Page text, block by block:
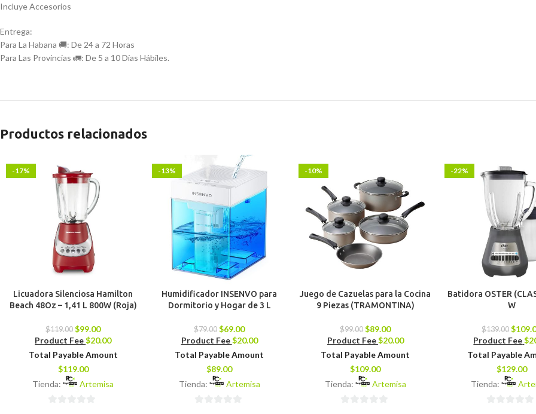
Incluye Accesorios
Entrega:
Para La Habana 🚚: De 24 a 72 Horas
Para Las Provincias 🚛: De 5 a 10 Días Hábiles.
Productos relacionados
-17%
Licuadora Silenciosa Hamilton
Beach 48Oz – 1,41 L 800W (Roja)
$119.00 $99.00
Product Fee$20.00
Total Payable Amount
$119.00
Tienda:
Artemisa
-13%
Humidificador INSENVO para
Dormitorio y Hogar de 3 L
$79.00 $69.00
Product Fee $20.00
Total Payable Amount
$89.00
Tienda:
Artemisa
-10%
Juego de Cazuelas para la Cocina
9 Piezas (TRAMONTINA)
$99.00 $89.00
Product Fee$20.00
Total Payable Amount
$109.00
Tienda:
Artemisa
-22%
Batidora OSTER
W
$139.00 $
Product Fee$
Total Payable
$129.00
Tienda: